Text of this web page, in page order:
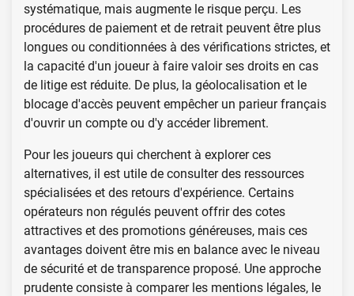
systématique, mais augmente le risque perçu. Les
procédures de paiement et de retrait peuvent être plus
longues ou conditionnées à des vérifications strictes, et
la capacité d'un joueur à faire valoir ses droits en cas
de litige est réduite. De plus, la géolocalisation et le
blocage d'accès peuvent empêcher un parieur français
d'ouvrir un compte ou d'y accéder librement.
Pour les joueurs qui cherchent à explorer ces
alternatives, il est utile de consulter des ressources
spécialisées et des retours d'expérience. Certains
opérateurs non régulés peuvent offrir des cotes
attractives et des promotions généreuses, mais ces
avantages doivent être mis en balance avec le niveau
de sécurité et de transparence proposé. Une approche
prudente consiste à comparer les mentions légales, le